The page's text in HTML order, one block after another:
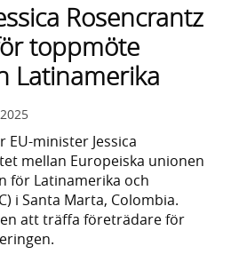
Rosencrantz
toppmöte
Latinamerika
minister Jessica
mellan Europeiska unionen
för Latinamerika och
i Santa Marta, Colombia.
att träffa företrädare för